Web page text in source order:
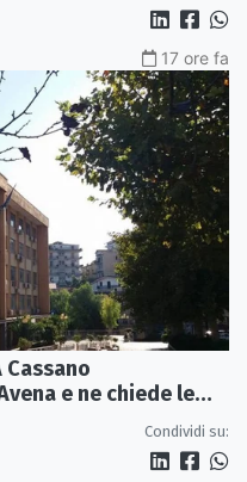
17 ore fa
e ne chiede le
Condividi su: